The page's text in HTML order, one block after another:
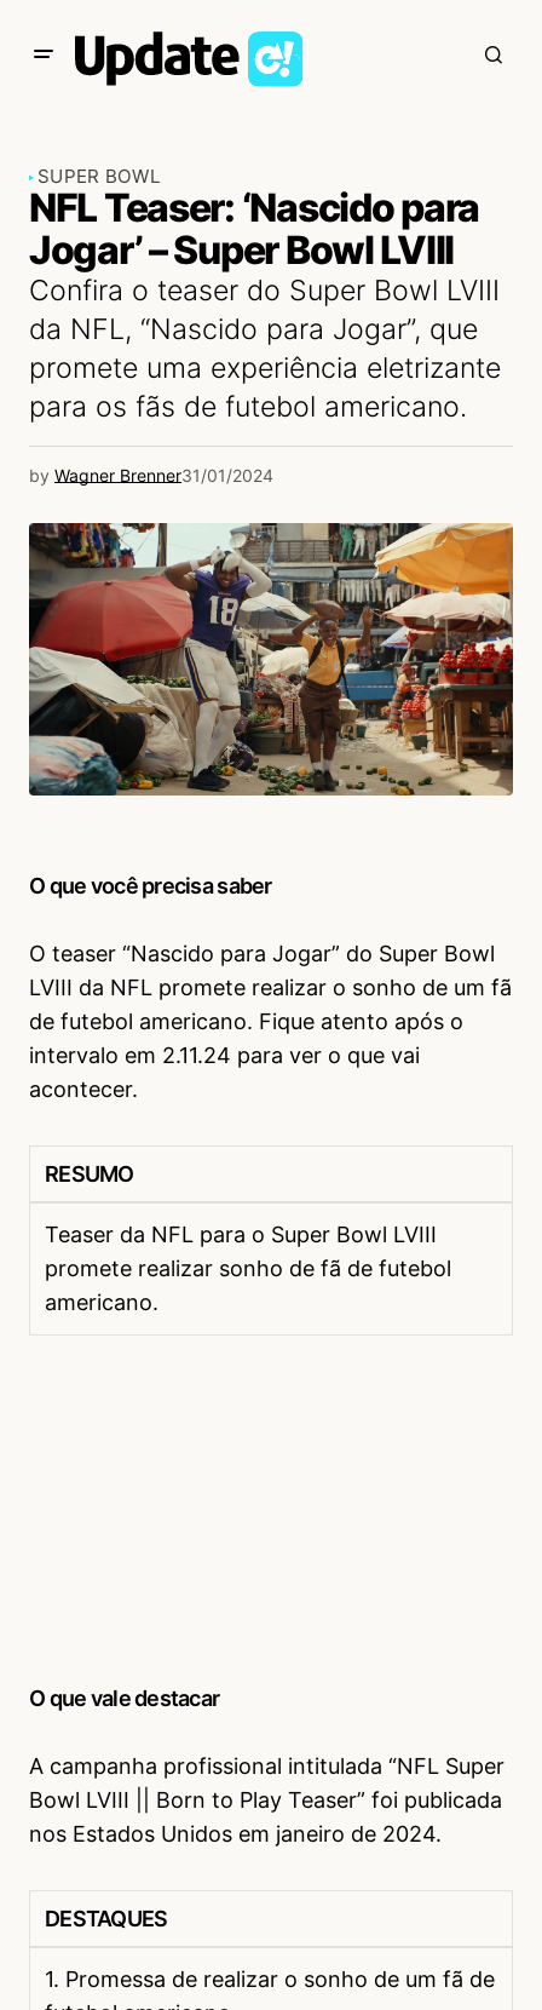
SUPER BOWL
NFL Teaser: ‘Nascido para
Jogar’ – Super Bowl LVIII
Confira o teaser do Super Bowl LVIII
da NFL, “Nascido para Jogar”, que
promete uma experiência eletrizante
para os fãs de futebol americano.
by Wagner Brenner31/01/2024
O que você precisa saber
O teaser “Nascido para Jogar” do Super Bowl
LVIII da NFL promete realizar o sonho de um fã
de futebol americano. Fique atento após o
intervalo em 2.11.24 para ver o que vai
acontecer.
RESUMO
Teaser da NFL para o Super Bowl LVIII
promete realizar sonho de fã de futebol
americano.
O que vale destacar
A campanha profissional intitulada “NFL Super
Bowl LVIII || Born to Play Teaser” foi publicada
nos Estados Unidos em janeiro de 2024.
DESTAQUES
1. Promessa de realizar o sonho de um fã de